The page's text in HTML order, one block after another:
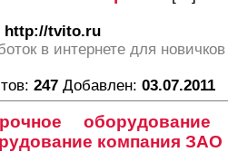
http://tvito.ru
в интернете для
247 Добавлен: 03.07.2011
компания ЗАО